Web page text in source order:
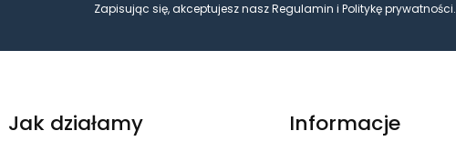
Zapisując się, akceptujesz naszRegulamin i Politykę prywatności.
Linki w stopce
Jak działamy Informacje